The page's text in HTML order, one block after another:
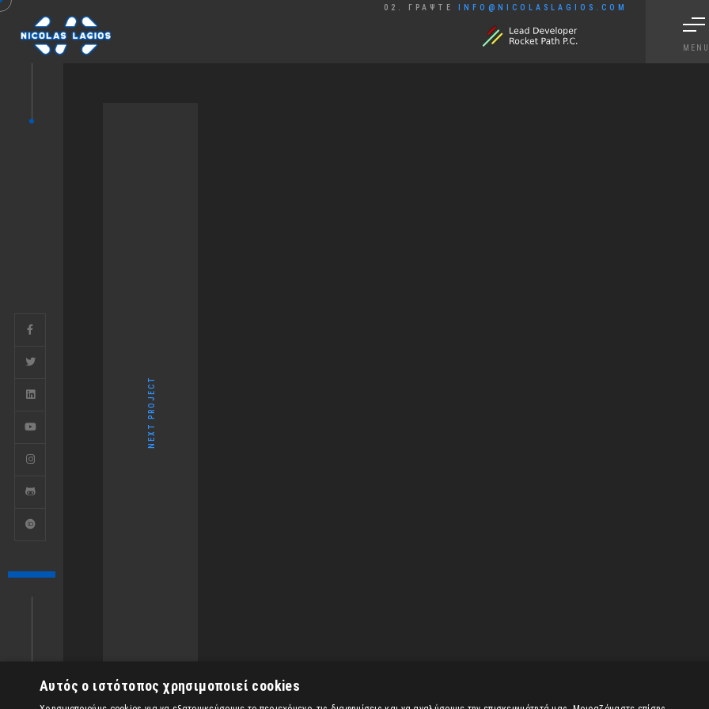
MENU
02. ΓΡΑΨΤΕ INFO@NICOLASLAGIOS.COM
NEXT PROJECT
Αυτός ο ιστότοπος χρησιμοποιεί cookies